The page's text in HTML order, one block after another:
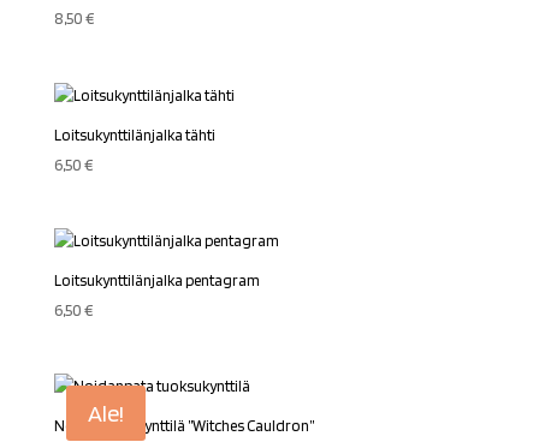
8,50€
Loitsukynttilänjalka tähti
6,50€
Loitsukynttilänjalka pentagram
6,50€
Ale!
Noidanpata kynttilä ”Witches Cauldron”